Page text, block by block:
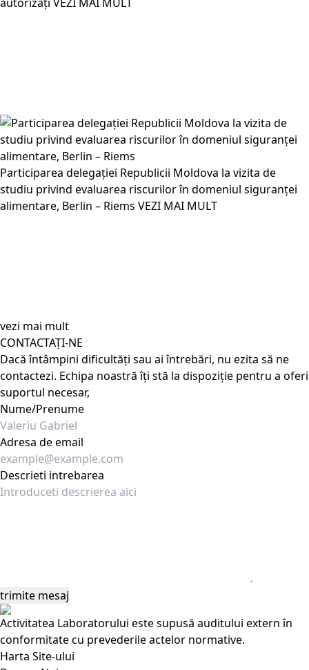
Participarea delegației Republicii Moldova la vizita de
studiu privind evaluarea riscurilor în domeniul siguranței
alimentare, Berlin – Riems VEZI MAI MULT
vezi mai mult
CONTACTAȚI-NE
Dacă întâmpini dificultăți sau ai întrebări, nu ezita să ne
contactezi. Echipa noastră îți stă la dispoziție pentru a oferi
suportul necesar,
Nume/Prenume
Adresa de email
Descrieti intrebarea
Activitatea Laboratorului este supusă auditului extern în
conformitate cu prevederile actelor normative.
Harta Site-ului